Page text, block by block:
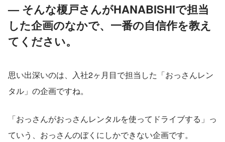
— そんな榎戸さんがHANABISHIで担当
した企画のなかで、一番の自信作を教え
てください。
思い出深いのは、入社2ヶ月目で担当した「おっさんレン
タル」の企画ですね。
「おっさんがおっさんレンタルを使ってドライブする」っ
ていう、おっさんのぼくにしかできない企画です。